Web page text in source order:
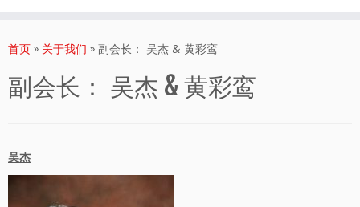
to首页 » 关于我们 » 副会长： 吴杰 & 黄彩鸾
副会长： 吴杰 & 黄彩鸾
吴杰